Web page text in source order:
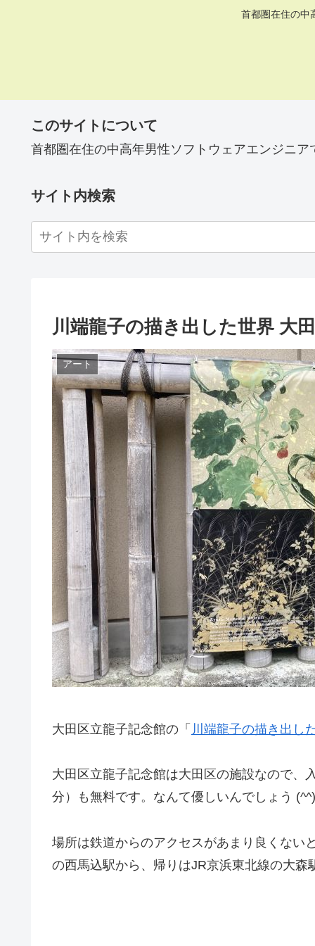
首都圏在住の中
このサイトについて
首都圏在住の中高年男性ソフトウェアエンジニ
サイト内検索
川端龍子の描き出した世界 大
アート
大田区立龍子記念館の「 川端龍子の描き出し
大田区立龍子記念館は大田区の施設なので、
分）も無料です。なんて優しいんでしょう (^^)
場所は鉄道からのアクセスがあまり良くない
の西馬込駅から、帰りはJR京浜東北線の大森